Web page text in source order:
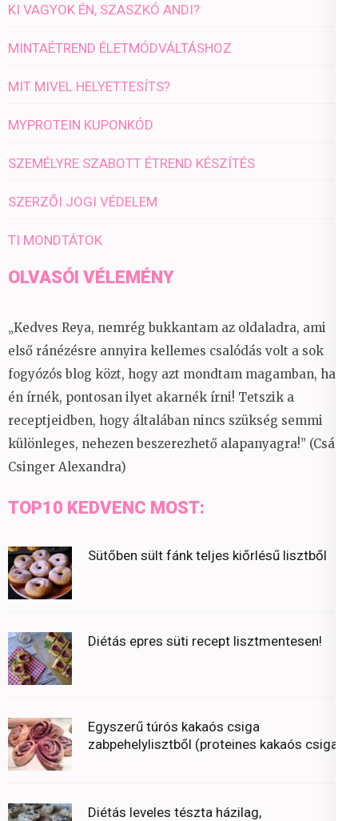
KI VAGYOK ÉN, SZASZKÓ ANDI?
MINTAÉTREND ÉLETMÓDVÁLTÁSHOZ
MIT MIVEL HELYETTESÍTS?
MYPROTEIN KUPONKÓD
SZEMÉLYRE SZABOTT ÉTREND KÉSZÍTÉS
SZERZŐI JOGI VÉDELEM
TI MONDTÁTOK
OLVASÓI VÉLEMÉNY
„Kedves Reya, nemrég bukkantam az oldaladra, ami
első ránézésre annyira kellemes csalódás volt a sok
fogyózós blog közt, hogy azt mondtam magamban, ha
én írnék, pontosan ilyet akarnék írni! Tetszik a
receptjeidben, hogy általában nincs szükség semmi
különleges, nehezen beszerezhető alapanyagra!” (Csáky
Csinger Alexandra)
TOP10 KEDVENC MOST:
Sütőben sült fánk teljes kiőrlésű lisztből
Diétás epres süti recept lisztmentesen!
Egyszerű túrós kakaós csiga
zabpehelylisztből (proteines kakaós csiga)
Diétás leveles tészta házilag,